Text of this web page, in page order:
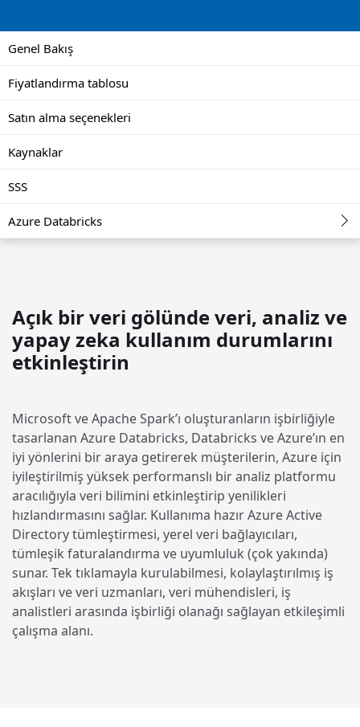
Genel Bakış
Fiyatlandırma tablosu
Satın alma seçenekleri
Kaynaklar
SSS
Azure Databricks
Açık bir veri gölünde veri, analiz ve
yapay zeka kullanım durumlarını
etkinleştirin
Microsoft ve Apache Spark’ı oluşturanların işbirliğiyle
tasarlanan Azure Databricks, Databricks ve Azure’ın en
iyi yönlerini bir araya getirerek müşterilerin, Azure için
iyileştirilmiş yüksek performanslı bir analiz platformu
aracılığıyla veri bilimini etkinleştirip yenilikleri
hızlandırmasını sağlar. Kullanıma hazır Azure Active
Directory tümleştirmesi, yerel veri bağlayıcıları,
tümleşik faturalandırma ve uyumluluk (çok yakında)
sunar. Tek tıklamayla kurulabilmesi, kolaylaştırılmış iş
akışları ve veri uzmanları, veri mühendisleri, iş
analistleri arasında işbirliği olanağı sağlayan etkileşimli
çalışma alanı.